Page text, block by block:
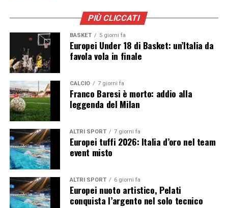
PIÙ CLICCATI
BASKET 5 giorni fa
Europei Under 18 di Basket: un’Italia da
favola vola in finale
CALCIO 7 giorni fa
Franco Baresi è morto: addio alla
leggenda del Milan
ALTRI SPORT 7 giorni fa
Europei tuffi 2026: Italia d’oro nel team
event misto
ALTRI SPORT 6 giorni fa
Europei nuoto artistico, Pelati
conquista l’argento nel solo tecnico